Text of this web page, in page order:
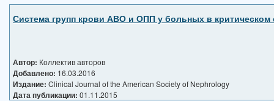
Система групп крови АВО и ОПП у больных в
Автор: Коллектив авторов
Добавлено: 16.03.2016
Издание: Clinical Journal of the American Society of Nephrology
Дата публикации: 01.11.2015